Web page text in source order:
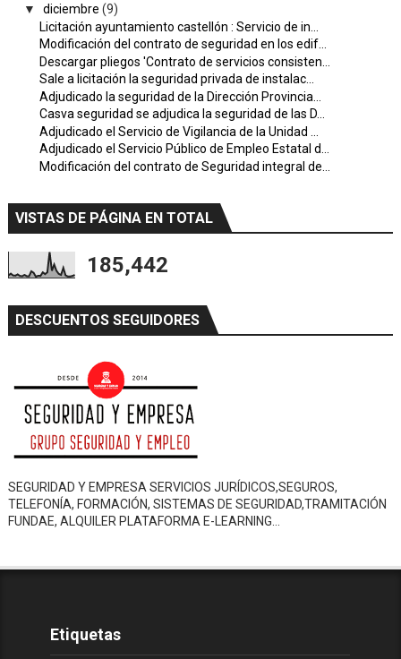
▼ diciembre (9)
Licitación ayuntamiento castellón : Servicio de in...
Modificación del contrato de seguridad en los edif...
Descargar pliegos 'Contrato de servicios consisten...
Sale a licitación la seguridad privada de instalac...
Adjudicado la seguridad de la Dirección Provincia...
Casva seguridad se adjudica la seguridad de las D...
Adjudicado el Servicio de Vigilancia de la Unidad ...
Adjudicado el Servicio Público de Empleo Estatal d...
Modificación del contrato de Seguridad integral de...
VISTAS DE PÁGINA EN TOTAL
185,442
DESCUENTOS SEGUIDORES
SEGURIDAD Y EMPRESA SERVICIOS JURÍDICOS,SEGUROS,
TELEFONÍA, FORMACIÓN, SISTEMAS DE SEGURIDAD,TRAMITACIÓN
FUNDAE, ALQUILER PLATAFORMA E-LEARNING…
Etiquetas